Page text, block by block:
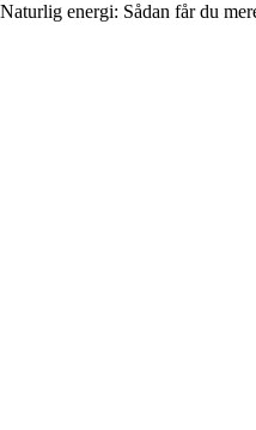
Naturlig energi: Sådan får du